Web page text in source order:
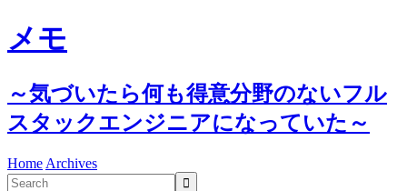
メモ
～気づいたら何も得意分野のないフル
スタックエンジニアになっていた～
Home Archives
